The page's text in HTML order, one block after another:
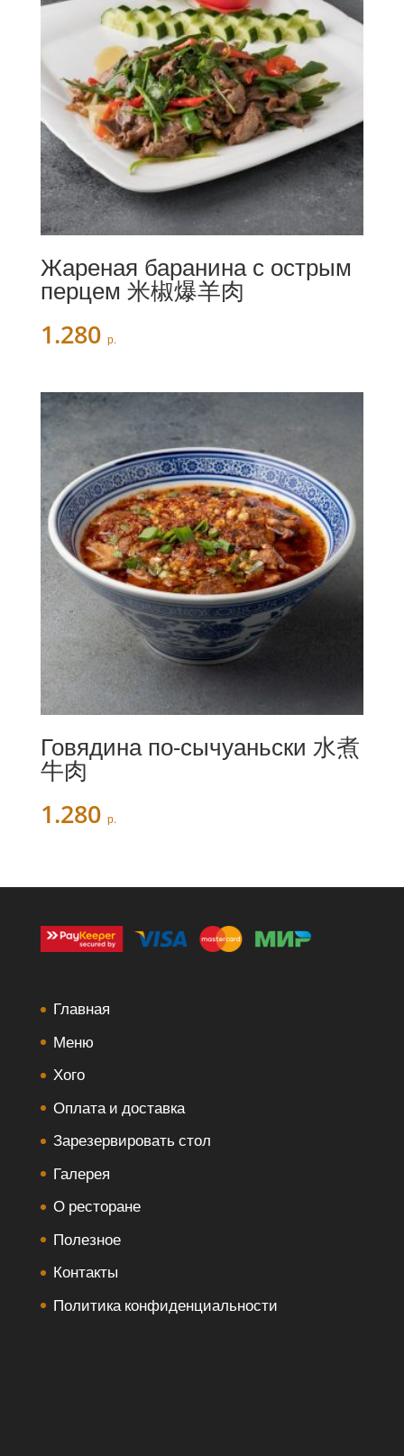
Жареная баранина с острым
перцем 米椒爆羊肉
1.280 р.
Говядина по-сычуаньски 水煮
牛肉
1.280 р.
Главная
Меню
Хого
Оплата и доставка
Зарезервировать стол
Галерея
О ресторане
Полезное
Контакты
Политика конфиденциальности